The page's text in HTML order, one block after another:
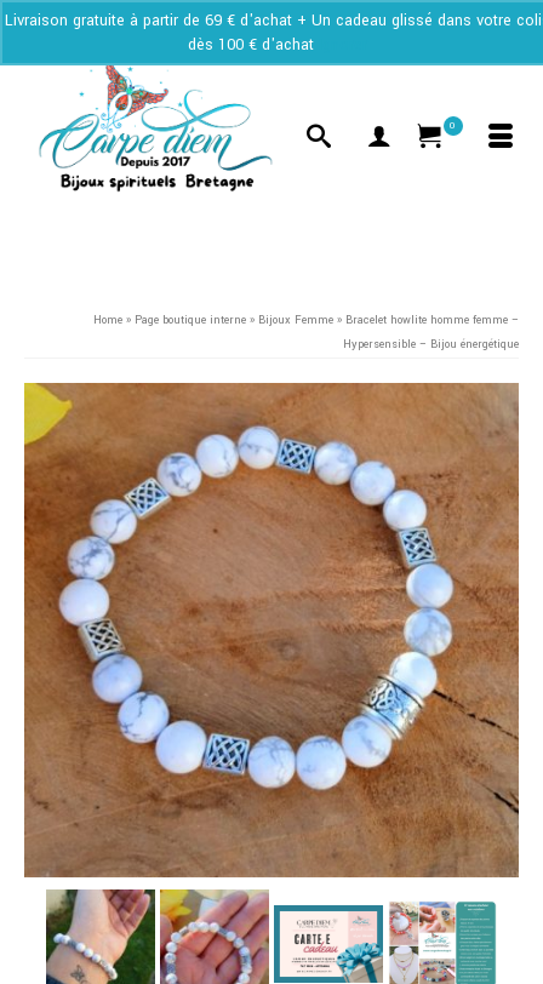
Livraison gratuite à partir de 69 € d'achat + Un cadeau glissé dans votre
dès 100 € d'achat
0
Home » Page boutique interne » Bijoux Femme » Bracelet howlite homme femme –
Hypersensible – Bijou énergétique